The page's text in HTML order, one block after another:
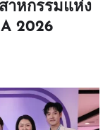
าหกรรมแห่ง
2026